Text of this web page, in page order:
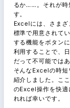
るか……。それが時
す。
Excelには、さま
標準で用意されて
する機能をボタン
利用することで、
だって不可能では
そんなExcelの時短
紹介しました。こ
のExcel操作を快適
れれば幸いです。